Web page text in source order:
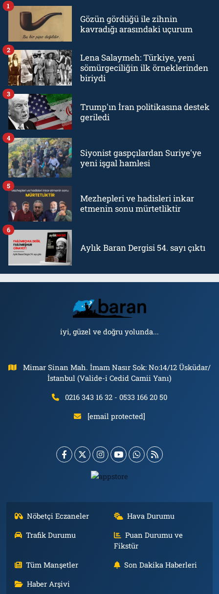
Gözün gördüğü ile zihnin
kavradığı arasındaki uçurum
1
Lena Salaymeh: Türkiye, yeni
sömürgeciliğin ilk örneklerinden
biriydi
2
Trump'ın İran politikasına destek
geriledi
3
Siyonist gaspçılardan Suriye'ye
yeni işgal hamlesi
4
Mezhepleri ve hadisleri inkar
etmenin sonu mürtetliktir
5
Aylık Baran Dergisi 54. sayı çıktı
6
iyi, güzel ve doğru yolunda...
Mimar Sinan Mah. İmam Nasır Sok: No:14/12 Üsküdar/
İstanbul (Valide-i Cedid Camii Yanı)
0216 343 16 32 - 0533 166 20 50
[email protected]
Nöbetçi Eczaneler
Hava Durumu
Trafik Durumu
Puan Durumu ve
Fikstür
Tüm Manşetler
Son Dakika Haberleri
Haber Arşivi